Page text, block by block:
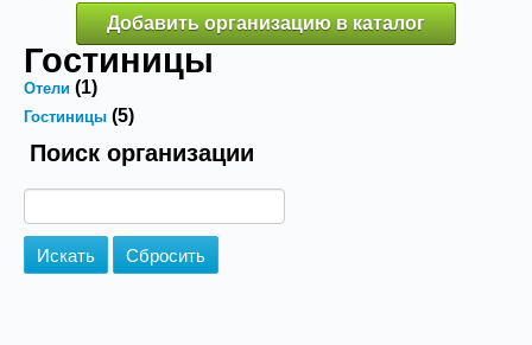
Добавить организацию в каталог
Гостиницы
Отели (1)
Гостиницы (5)
Поиск организации